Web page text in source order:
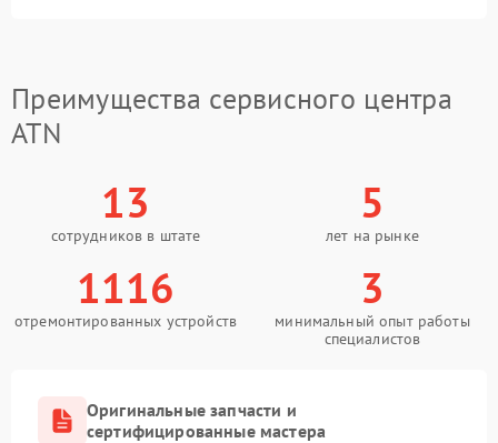
Преимущества сервисного центра
ATN
13
сотрудников в штате
5
лет на рынке
1116
отремонтированных устройств
3
минимальный опыт работы
специалистов
Оригинальные запчасти и
сертифицированные мастера